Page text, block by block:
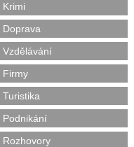
Krimi
Doprava
Vzdělávání
Firmy
Turistika
Podnikání
Rozhovory